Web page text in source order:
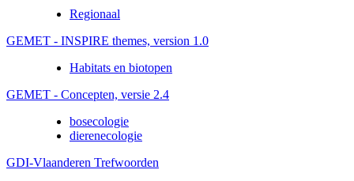
Regionaal
GEMET - INSPIRE themes, version 1.0
Habitats en biotopen
GEMET - Concepten, versie 2.4
bosecologie
dierenecologie
GDI-Vlaanderen Trefwoorden